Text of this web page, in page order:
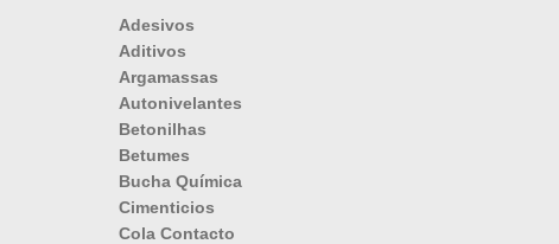
Adesivos
Aditivos
Argamassas
Autonivelantes
Betonilhas
Betumes
Bucha Química
Cimenticios
Cola Contacto